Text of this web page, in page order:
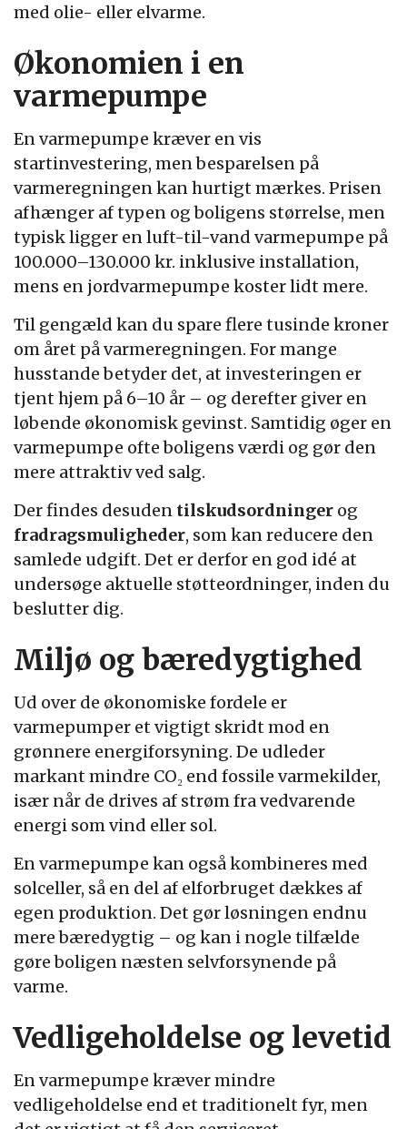
med olie- eller elvarme.
Økonomien i en
varmepumpe
En varmepumpe kræver en vis
startinvestering, men besparelsen på
varmeregningen kan hurtigt mærkes. Prisen
afhænger af typen og boligens størrelse, men
typisk ligger en luft-til-vand varmepumpe på
100.000–130.000 kr. inklusive installation,
mens en jordvarmepumpe koster lidt mere.
Til gengæld kan du spare flere tusinde kroner
om året på varmeregningen. For mange
husstande betyder det, at investeringen er
tjent hjem på 6–10 år – og derefter giver en
løbende økonomisk gevinst. Samtidig øger en
varmepumpe ofte boligens værdi og gør den
mere attraktiv ved salg.
Der findes desuden tilskudsordninger og
fradragsmuligheder, som kan reducere den
samlede udgift. Det er derfor en god idé at
undersøge aktuelle støtteordninger, inden du
beslutter dig.
Miljø og bæredygtighed
Ud over de økonomiske fordele er
varmepumper et vigtigt skridt mod en
grønnere energiforsyning. De udleder
markant mindre CO₂ end fossile varmekilder,
især når de drives af strøm fra vedvarende
energi som vind eller sol.
En varmepumpe kan også kombineres med
solceller, så en del af elforbruget dækkes af
egen produktion. Det gør løsningen endnu
mere bæredygtig – og kan i nogle tilfælde
gøre boligen næsten selvforsynende på
varme.
Vedligeholdelse og levetid
En varmepumpe kræver mindre
vedligeholdelse end et traditionelt fyr, men